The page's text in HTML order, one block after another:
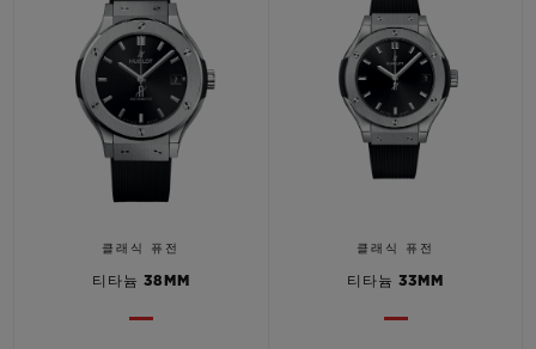
클래식 퓨전
티타늄 38MM
클래식 퓨전
티타늄 33MM